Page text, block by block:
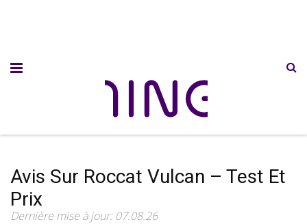
Avis Sur Roccat Vulcan – Test Et
Prix
Dernière mise à jour: 07.08.26